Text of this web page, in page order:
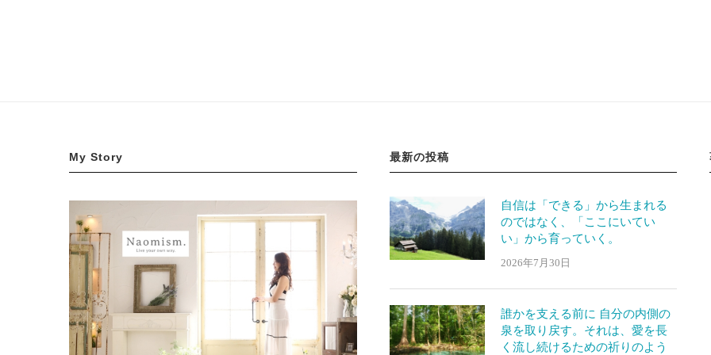
My Story 最新の投稿
自信は「できる」から生まれる
のではなく、「ここにいてい
い」から育っていく。
2026年7月30日
誰かを支える前に 自分の内側の
泉を取り戻す。それは、愛を長
く流し続けるための祈りのよう